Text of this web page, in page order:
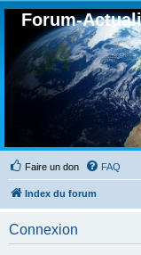
Forum-
Faire un don FAQ
Index du forum
Connexion